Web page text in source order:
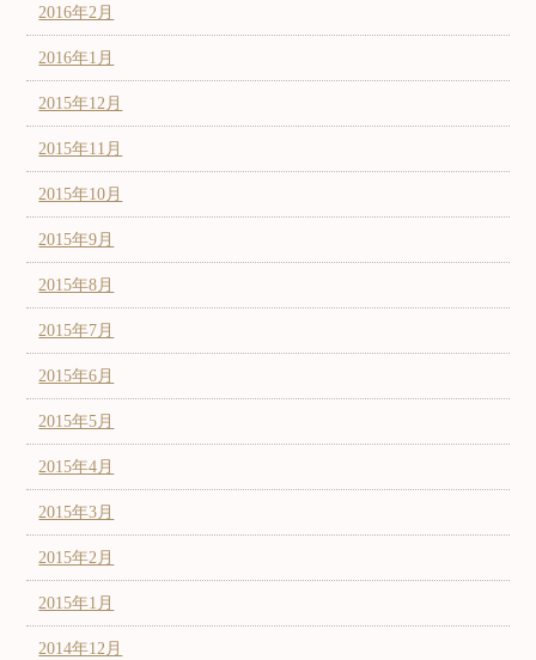
2016年2月
2016年1月
2015年12月
2015年11月
2015年10月
2015年9月
2015年8月
2015年7月
2015年6月
2015年5月
2015年4月
2015年3月
2015年2月
2015年1月
2014年12月